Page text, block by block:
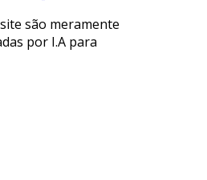
são meramente
por I.A para